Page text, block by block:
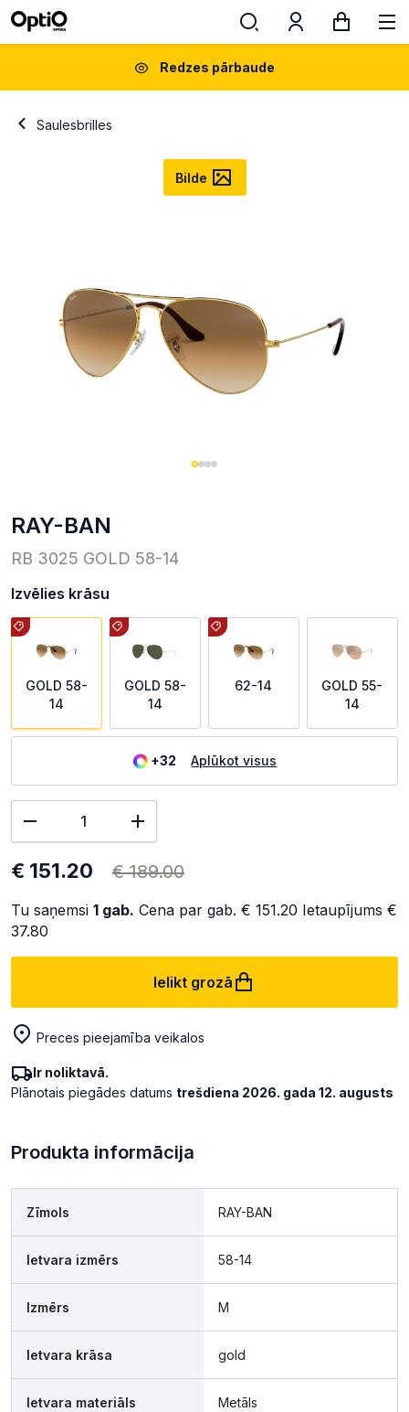
Redzes pārbaude
Saulesbrilles
Bilde
RAY-BAN
RB 3025 GOLD 58-14
Izvēlies krāsu
GOLD 58-
14
GOLD 58-
14
62-14
GOLD 55-
14
+32 Aplūkot visus
€ 151.20 € 189.00
Tu saņemsi 1 gab. Cena par gab. € 151.20 Ietaupījums €
37.80
Ielikt grozā
Preces pieejamība veikalos
Ir noliktavā.
Plānotais piegādes datums trešdiena 2026. gada 12. augusts
Produkta informācija
Zīmols RAY-BAN
Ietvara izmērs 58-14
Izmērs M
Ietvara krāsa gold
Ietvara materiāls Metāls